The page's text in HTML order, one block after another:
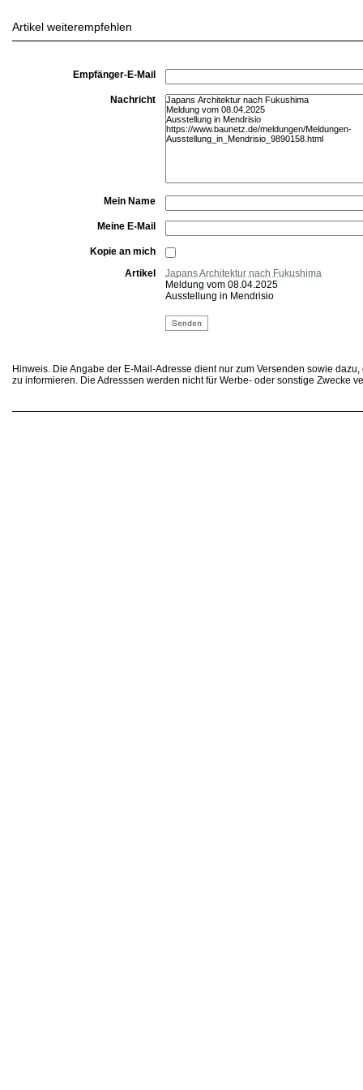
Artikel weiterempfehlen
Empfänger-E-Mail
Nachricht
Mein Name
Meine E-Mail
Kopie an mich
Artikel
Japans Architektur nach Fukushima
Meldung vom 08.04.2025
Ausstellung in Mendrisio
Hinweis. Die Angabe der E-Mail-Adresse dient nur zum Versenden sowie
zu informieren. Die Adresssen werden nicht für Werbe- oder sonstige Zwecke